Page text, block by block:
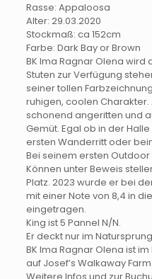
Rasse: Appaloosa
Alter: 29.03.2020
Stockmaß: ca 152cm
Farbe: Dark Bay or Brown
BK Ima Ragnar Olena
Stuten zur Verfügung
seiner tollen
ruhigen, coolen
schonend angeritten und
Gemüt. Egal ob in der
ersten Wanderritt oder
Bei seinem ersten
Können unter Beweis
Platz. 2023 wurde er bei
mit einer Note von 8,4 in
eingetragen.
King ist 5 Pannel N/N.
Er deckt nur im
BK Ima Ragnar Olena ist
auf Josef’s Walkaway Farm.